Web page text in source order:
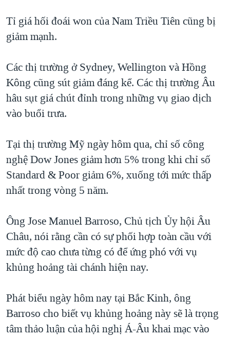
VĂN HOÁ
THỂ THAO
GROUND ZERO – XƯA VÀ NAY
CÁC GIÁ TRỊ CỘNG HÒA Ở VIỆT NAM
THƯỢNG ĐỈNH TRUMP-KIM TẠI VIỆT NAM
TRỊNH VĨNH BÌNH VS. CHÍNH PHỦ VIỆT NAM
BÊN KIA QUỐC LỘ: TIẾNG VỌNG TỪ NÔNG THÔN MỸ
QUAN HỆ VIỆT MỸ
Ngôn ngữ khác
Tỉ giá hối đoái won của Nam Triều Tiên cũng bị
giảm mạnh.
Các thị trường ở Sydney, Wellington và Hồng
Kông cũng sút giảm đáng kể. Các thị trường Âu
hâu sụt giá chút đỉnh trong những vụ giao dịch
vào buổi trưa.
Tại thị trường Mỹ ngày hôm qua, chỉ số công
nghệ Dow Jones giảm hơn 5% trong khi chỉ số
Standard & Poor giảm 6%, xuống tới mức thấp
nhất trong vòng 5 năm.
Ông Jose Manuel Barroso, Chủ tịch Ủy hội Âu
Châu, nói rằng cần có sự phối hợp toàn cầu với
mức độ cao chưa từng có để ứng phó với vụ
khủng hoảng tài chánh hiện nay.
Phát biểu ngày hôm nay tại Bắc Kinh, ông
Barroso cho biết vụ khủng hoảng này sẽ là trọng
tâm thảo luận của hội nghị Á-Âu khai mạc vào